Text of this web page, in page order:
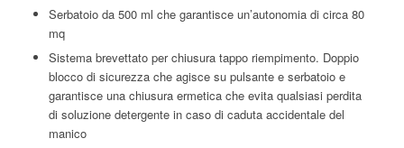
Serbatoio da 500 ml che garantisce un’autonomia di circa 80
mq
Sistema brevettato per chiusura tappo riempimento. Doppio
blocco di sicurezza che agisce su pulsante e serbatoio e
garantisce una chiusura ermetica che evita qualsiasi perdita
di soluzione detergente in caso di caduta accidentale del
manico